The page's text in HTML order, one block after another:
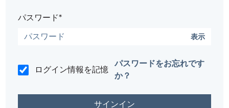
パスワード*
表示
ログイン情報を記憶
パスワードをお忘れです
か？